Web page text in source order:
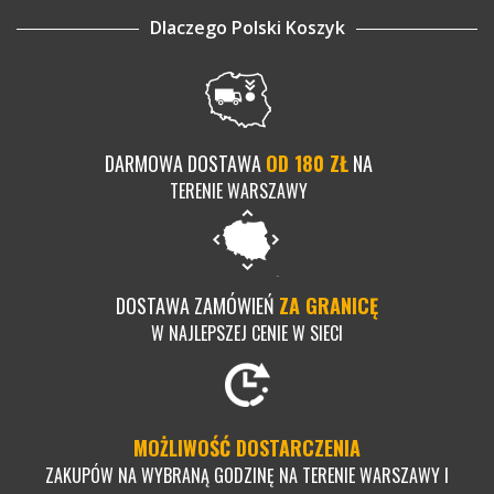
Dlaczego Polski Koszyk
DARMOWA DOSTAWAOD 180 ZŁNA
TERENIE WARSZAWY
DOSTAWA ZAMÓWIEŃ ZA GRANICĘ
W NAJLEPSZEJ CENIE W SIECI
MOŻLIWOŚĆ DOSTARCZENIA
ZAKUPÓW NA WYBRANĄ GODZINĘ NA TERENIE WARSZAWY I